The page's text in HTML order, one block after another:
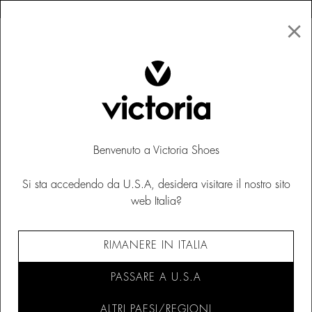
×
Benvenuto a Victoria Shoes
Si sta accedendo da U.S.A, desidera visitare il nostro sito
web Italia?
RIMANERE IN ITALIA
PASSARE A U.S.A
ALTRI PAESI/REGIONI